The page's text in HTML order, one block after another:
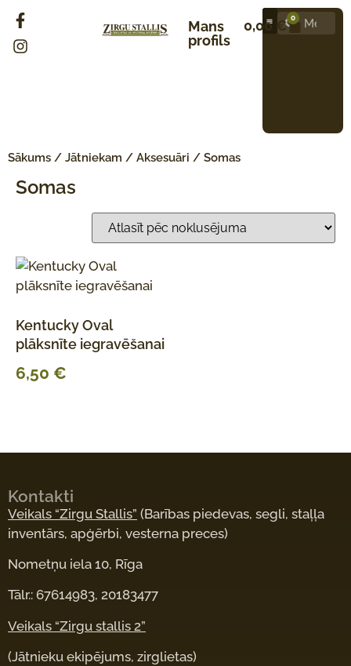
Mans
profils
0,00 € 0
Sākums / Jātniekam / Aksesuāri / Somas
Somas
Kentucky Oval
plāksnīte iegravēšanai
6,50 €
Kontakti
Veikals “Zirgu Stallis” (Barības piedevas, segli, staļļa
inventārs, apģērbi, vesterna preces)
Nometņu iela 10, Rīga
Tālr.: 67614983, 20183477
Veikals “Zirgu stallis 2”
(Jātnieku ekipējums, zirglietas)